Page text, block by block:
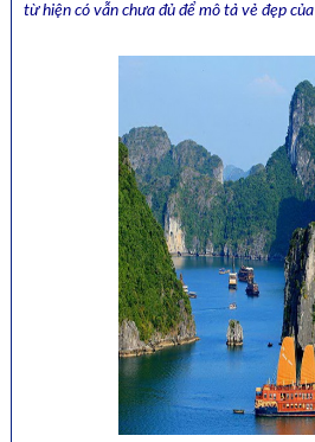
từ hiện có vẫn chưa đủ để mô tả vẻ đẹp của